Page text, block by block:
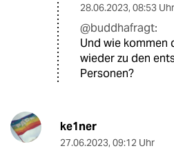
28.06.2023, 08:53 Uhr
@buddhafragt:
Und wie kommen
wieder zu den
Personen?
ke1ner
27.06.2023, 09:12 Uhr